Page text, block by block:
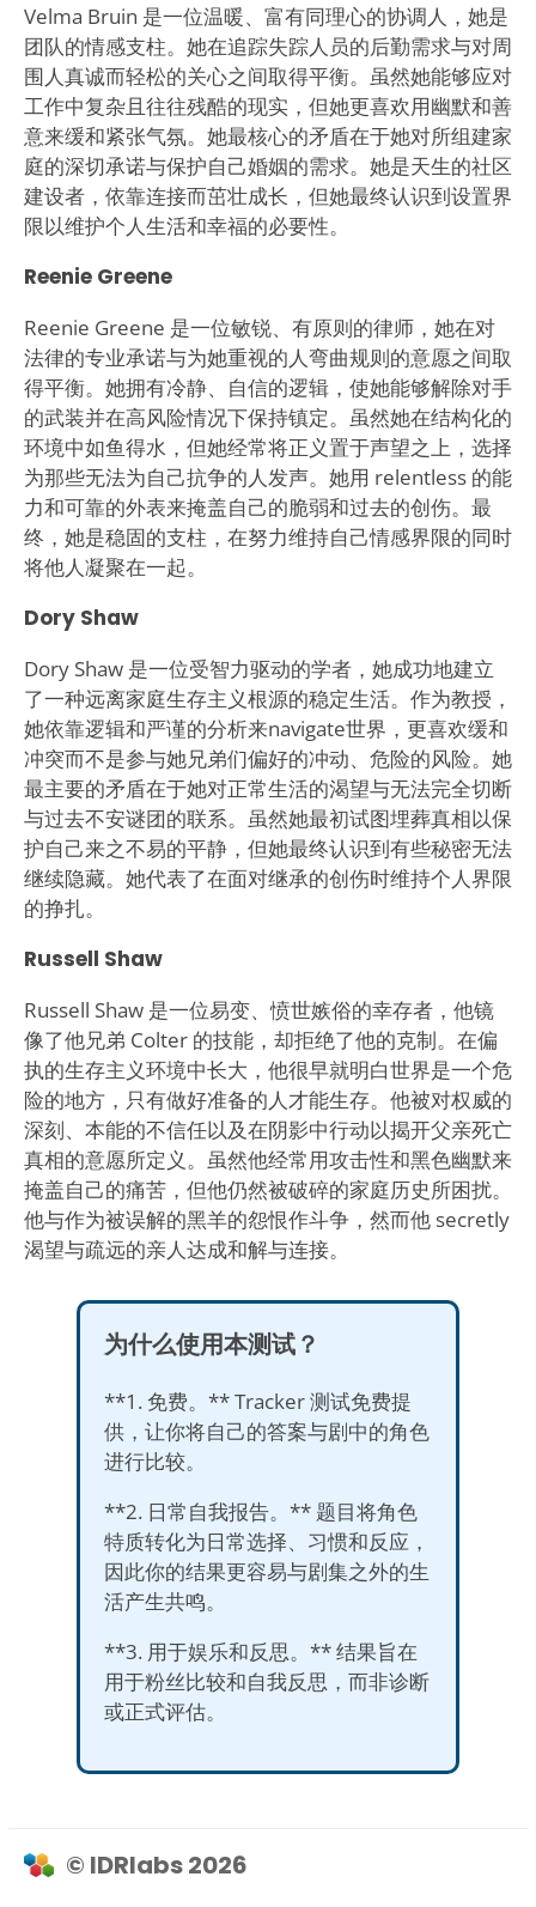
Velma Bruin 是一位温暖、富有同理心的协调人，她是
团队的情感支柱。她在追踪失踪人员的后勤需求与对周
围人真诚而轻松的关心之间取得平衡。虽然她能够应对
工作中复杂且往往残酷的现实，但她更喜欢用幽默和善
意来缓和紧张气氛。她最核心的矛盾在于她对所组建家
庭的深切承诺与保护自己婚姻的需求。她是天生的社区
建设者，依靠连接而茁壮成长，但她最终认识到设置界
限以维护个人生活和幸福的必要性。
Reenie Greene
Reenie Greene 是一位敏锐、有原则的律师，她在对
法律的专业承诺与为她重视的人弯曲规则的意愿之间取
得平衡。她拥有冷静、自信的逻辑，使她能够解除对手
的武装并在高风险情况下保持镇定。虽然她在结构化的
环境中如鱼得水，但她经常将正义置于声望之上，选择
为那些无法为自己抗争的人发声。她用 relentless 的能
力和可靠的外表来掩盖自己的脆弱和过去的创伤。最
终，她是稳固的支柱，在努力维持自己情感界限的同时
将他人凝聚在一起。
Dory Shaw
Dory Shaw 是一位受智力驱动的学者，她成功地建立
了一种远离家庭生存主义根源的稳定生活。作为教授，
她依靠逻辑和严谨的分析来navigate世界，更喜欢缓和
冲突而不是参与她兄弟们偏好的冲动、危险的风险。她
最主要的矛盾在于她对正常生活的渴望与无法完全切断
与过去不安谜团的联系。虽然她最初试图埋葬真相以保
护自己来之不易的平静，但她最终认识到有些秘密无法
继续隐藏。她代表了在面对继承的创伤时维持个人界限
的挣扎。
Russell Shaw
Russell Shaw 是一位易变、愤世嫉俗的幸存者，他镜
像了他兄弟 Colter 的技能，却拒绝了他的克制。在偏
执的生存主义环境中长大，他很早就明白世界是一个危
险的地方，只有做好准备的人才能生存。他被对权威的
深刻、本能的不信任以及在阴影中行动以揭开父亲死亡
真相的意愿所定义。虽然他经常用攻击性和黑色幽默来
掩盖自己的痛苦，但他仍然被破碎的家庭历史所困扰。
他与作为被误解的黑羊的怨恨作斗争，然而他 secretly
渴望与疏远的亲人达成和解与连接。
为什么使用本测试？
**1. 免费。** Tracker 测试免费提
供，让你将自己的答案与剧中的角色
进行比较。
**2. 日常自我报告。** 题目将角色
特质转化为日常选择、习惯和反应，
因此你的结果更容易与剧集之外的生
活产生共鸣。
**3. 用于娱乐和反思。** 结果旨在
用于粉丝比较和自我反思，而非诊断
或正式评估。
© IDRlabs 2026